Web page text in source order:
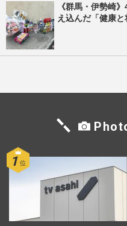
《群馬・伊勢崎
え込んだ「健康